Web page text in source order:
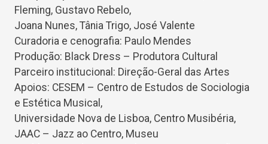
Fleming, Gustavo Rebelo,
Joana Nunes, Tânia Trigo, José Valente
Curadoria e cenografia: Paulo Mendes
Produção: Black Dress – Produtora Cultural
Parceiro institucional: Direção-Geral das Artes
Apoios: CESEM – Centro de Estudos de Sociologia
e Estética Musical,
Universidade Nova de Lisboa, Centro Musibéria,
JAAC – Jazz ao Centro, Museu